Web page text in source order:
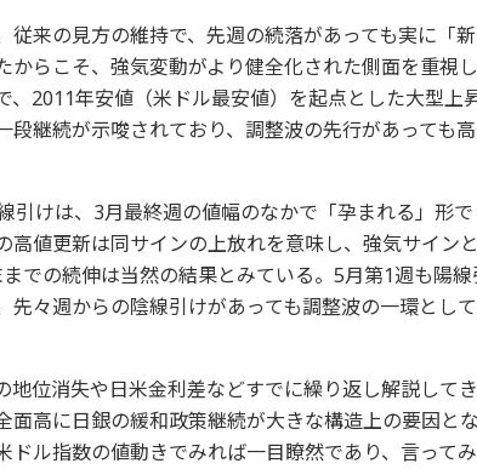
従来の見方の維持で、先週の続落があっても実に「新
からこそ、強気変動がより健全化された側面を重視
、2011年安値（米ドル最安値）を起点とした大型上
段継続が示唆されており、調整波の先行があっても
引けは、3月最終週の値幅のなかで「孕まれる」形
高値更新は同サインの上放れを意味し、強気サイン
での続伸は当然の結果とみている。5月第1週も陽
先々週からの陰線引けがあっても調整波の一環とし
地位消失や日米金利差などすでに繰り返し解説して
面高に日銀の緩和政策継続が大きな構造上の要因と
ドル指数の値動きでみれば一目瞭然であり、言って